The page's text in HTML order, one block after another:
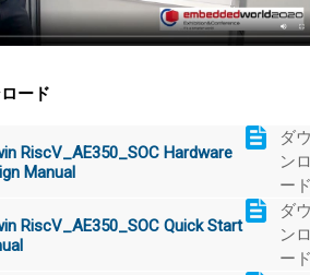
ード
RiscV_AE350_SOC Hardware
Manual
ダ
ン
ー
RiscV_AE350_SOC Quick Start
ダ
ン
ー